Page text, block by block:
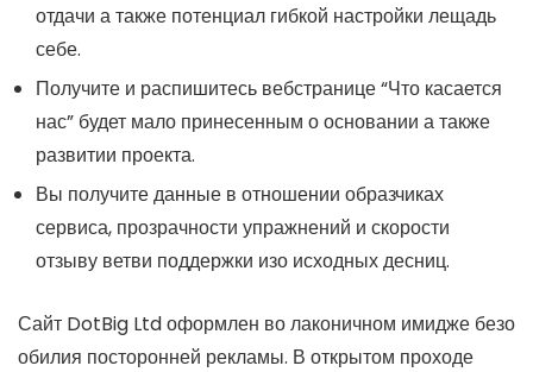
отдачи а также потенциал гибкой настройки лещадь
себе.
Получите и распишитесь вебстранице “Что касается
нас” будет мало принесенным о основании а также
развитии проекта.
Вы получите данные в отношении образчиках
сервиса, прозрачности упражнений и скорости
отзыву ветви поддержки изо исходных десниц.
Сайт DotBig Ltd оформлен во лаконичном имидже безо
обилия посторонней рекламы. В открытом проходе